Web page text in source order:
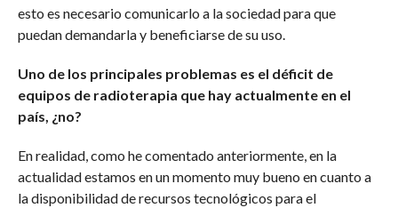
esto es necesario comunicarlo a la sociedad para que
puedan demandarla y beneficiarse de su uso.
Uno de los principales problemas es el déficit de
equipos de radioterapia que hay actualmente en el
país, ¿no?
En realidad, como he comentado anteriormente, en la
actualidad estamos en un momento muy bueno en cuanto a
la disponibilidad de recursos tecnológicos para el